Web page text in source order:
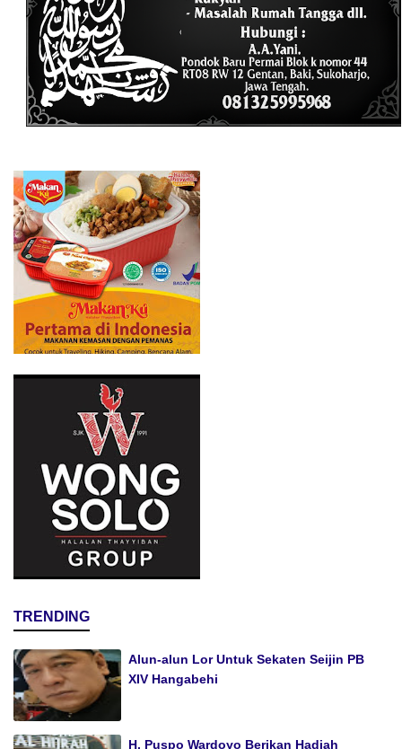
TRENDING
Alun-alun Lor Untuk Sekaten Seijin PB
XIV Hangabehi
H. Puspo Wardoyo Berikan Hadiah